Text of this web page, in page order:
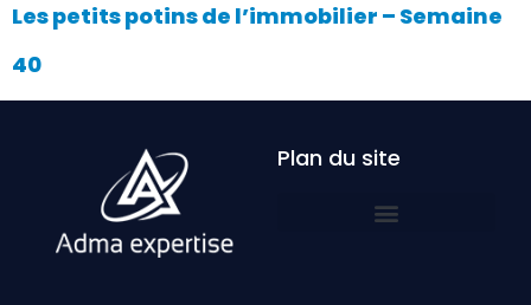
Les petits potins de l’immobilier – Semaine
40
Plan du site